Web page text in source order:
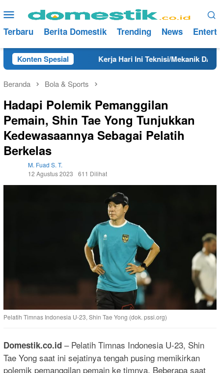
ke
konten
Menu
Mobile
Terbaru Berita Domestik Trending News
Konten Spesial
Tahun 2025 Kerja Hari Ini Teknisi/Mekanik DAMRI
Beranda Bola & Sports
Hadapi Polemik Pemanggilan
Pemain, Shin Tae Yong Tunjukkan
Kedewasaannya Sebagai Pelatih
Berkelas
M. Fuad S. T.
12 Agustus 2023
611 Dilihat
Pelatih Timnas Indonesia U-23, Shin Tae Yong (dok. pssi.org)
Domestik.co.id – Pelatih Timnas Indonesia U-23, Shin
Tae Yong saat ini sejatinya tengah pusing memikirkan
polemik pemanggilan pemain ke timnya. Beberapa saat